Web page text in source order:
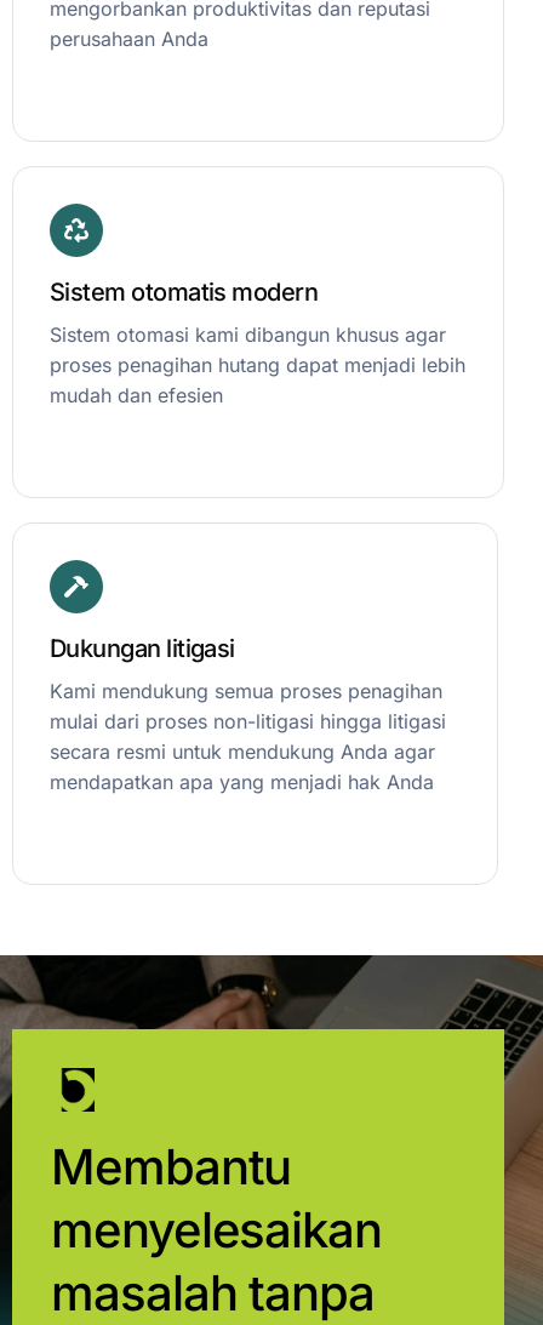
mengorbankan produktivitas dan reputasi
perusahaan Anda
Sistem otomatis modern
Sistem otomasi kami dibangun khusus agar
proses penagihan hutang dapat menjadi lebih
mudah dan efesien
Dukungan litigasi
Kami mendukung semua proses penagihan
mulai dari proses non-litigasi hingga litigasi
secara resmi untuk mendukung Anda agar
mendapatkan apa yang menjadi hak Anda
Membantu
menyelesaikan
masalah tanpa